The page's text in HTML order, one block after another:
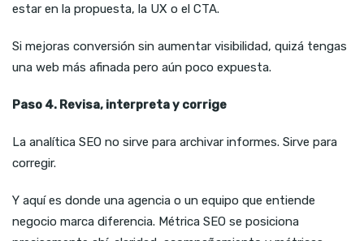
estar en la propuesta, la UX o el CTA.
Si mejoras conversión sin aumentar visibilidad, quizá tengas
una web más afinada pero aún poco expuesta.
Paso 4. Revisa, interpreta y corrige
La analítica SEO no sirve para archivar informes. Sirve para
corregir.
Y aquí es donde una agencia o un equipo que entiende
negocio marca diferencia. Métrica SEO se posiciona